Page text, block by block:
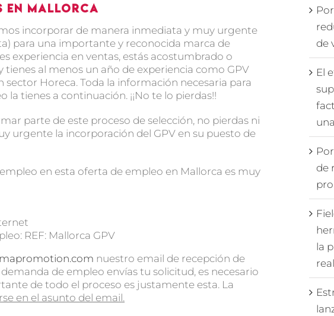
en Mallorca
incorporar de manera inmediata y muy urgente
para una importante y reconocida marca de
experiencia en ventas, estás acostumbrado o
al menos un año de experiencia como GPV
sector Horeca. Toda la información necesaria para
tienes a continuación. ¡¡No te lo pierdas!!
parte de este proceso de selección, no pierdas ni
urgente la incorporación del GPV en su puesto de
en esta oferta de empleo en Mallorca es muy
REF: Mallorca GPV
nuestro email de recepción de
de empleo envías tu solicitud, es necesario
de todo el proceso es justamente esta. La
en el asunto del email.
de
El
de
la